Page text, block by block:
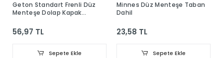
Geton Standart Frenli Düz
Menteşe Dolap Kapak
56,97 TL
Sepete Ekle
Minnes Düz Menteşe Taban
Dahil
23,58 TL
Sepete Ekle